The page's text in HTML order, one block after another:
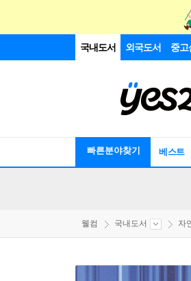
국내도서 외국도서 중고
빠른분야찾기 베스트
웰컴 국내도서 자